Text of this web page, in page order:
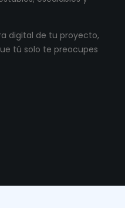
digital de tu proyecto,
tú solo te preocupes